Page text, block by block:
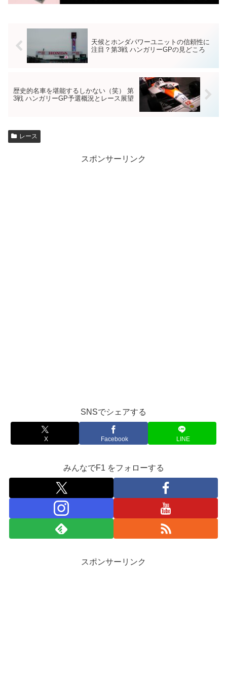
天候とホンダパワーユニットの信頼性に
注目？第3戦 ハンガリーGPの見どころ
歴史的名車を堪能するしかない（笑） 第
3戦 ハンガリーGP予選概況とレース展望
レース
スポンサーリンク
SNSでシェアする
X Facebook LINE
みんなでF1 をフォローする
スポンサーリンク